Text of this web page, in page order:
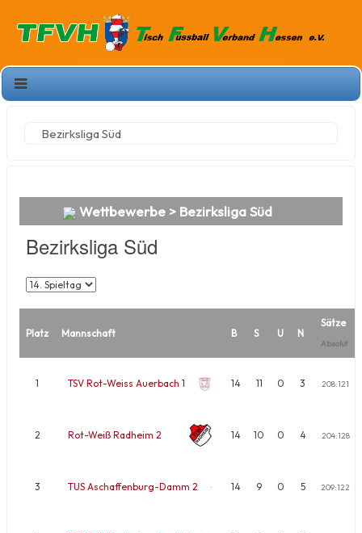
Bezirksliga Süd
Wettbewerbe > Bezirksliga Süd
Bezirksliga Süd
Platz Mannschaft B S U N
Sätze
Absolut
1 TSV Rot-Weiss Auerbach 1 14 11 0 3 208:121
2 Rot-Weiß Radheim 2 14 10 0 4 204:128
3 TUS Aschaffenburg-Damm 2 14 9 0 5 209:122